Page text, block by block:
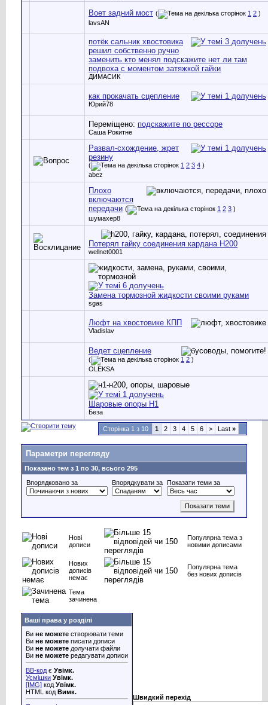
Воет задний мост ( 1 2 )
lavsAN
потёк сальник хвостовика
решил собственно ручно
заменить кто менял подскажите нет ли там
подвоха с моментом затяжкой гайки
ДИМАСИК
как прокачать сцепление
Юрий78
Переміщено: подскажите по рессоре
Саша Рокитне
Развал-схождение, жрет
резину
( 1 2 3 4 )
abez
Плохо
включаются
передачи ( 1 2 3 )
шумахер8
Потерял гайку соединения кардана H200
wellnet0001
Замена тормозной жидкости своими руками
sgas
Люфт на хвостовике КПП
Vladislav
Ведет сцепление
( 1 2 )
OLEKSA
Шаровые опоры Н1
Беза
Сторінка 1 з 10 1 2 3 4 5 6 > Last »
Параметри перегляду
Показано тем з 1 по 30, всього 295
Впорядковано за
Впорядкувати за Показати теми за
Нові
дописи
Популярна тема з
новими дописами
Нових
дописів
немає
Популярна тема
без нових дописів
Тема
зачинена
Ваші права у розділі
Ви не можете створювати теми
Ви не можете писати дописи
Ви не можете долучати файли
Ви не можете редагувати дописи
BB-код є Увімк.
Усмішки Увімк.
[IMG] код Увімк.
HTML код Вимк.
Швидкий перехід